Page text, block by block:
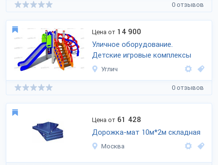
0 отзывов
Цена от 14 900
Уличное оборудование.
Детские игровые комплексы
Углич
0 отзывов
Цена от 61 428
Дорожка-мат 10м*2м складная
Москва